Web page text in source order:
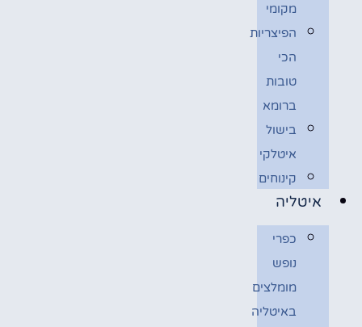
מקומי
הפיצריות
הכי
טובות
ברומא
בישול
איטלקי
קינוחים
איטליה
כפרי
נופש
מומלצים
באיטליה